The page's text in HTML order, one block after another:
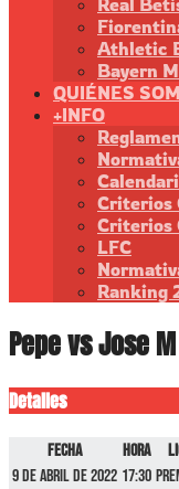
Athletic
Bayern
QUIÉNES
+INFO
Criterios
Criterios
LFC
Ranking
Pepe vs Jose
Detalles
Fecha Hora
9 de abril de 2022 17:30